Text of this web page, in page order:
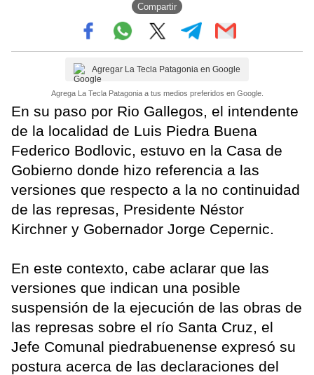
Compartir
Agregar La Tecla Patagonia en Google
Agrega La Tecla Patagonia a tus medios preferidos en Google.
En su paso por Rio Gallegos, el intendente
de la localidad de Luis Piedra Buena
Federico Bodlovic, estuvo en la Casa de
Gobierno donde hizo referencia a las
versiones que respecto a la no continuidad
de las represas, Presidente Néstor
Kirchner y Gobernador Jorge Cepernic.
En este contexto, cabe aclarar que las
versiones que indican una posible
suspensión de la ejecución de las obras de
las represas sobre el río Santa Cruz, el
Jefe Comunal piedrabuenense expresó su
postura acerca de las declaraciones del